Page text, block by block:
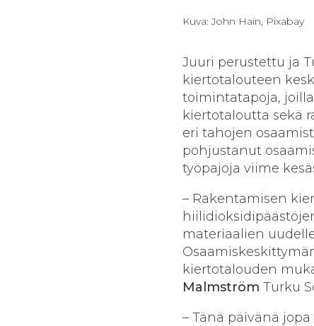
Kuva: John Hain, Pixabay
Juuri perustettu ja
kiertotalouteen
toimintatapoja,
kiertotaloutta sekä
eri tahojen
pohjustanut
työpajoja viime
– Rakentamisen
materiaalien
kiertotalouden
Malmström Turku
– Tänä päivänä